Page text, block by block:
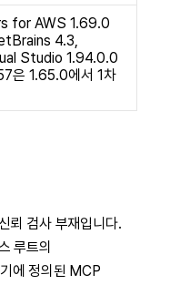
for AWS 1.69.0
4.3,
Studio 1.94.0.0
은 1.65.0에서 1차
뢰 검사 부재입니다.
루트의
에 정의된 MCP